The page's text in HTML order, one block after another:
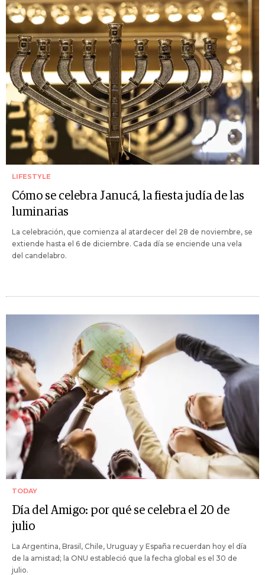
LIFESTYLE
Cómo se celebra Janucá, la fiesta judía de las
luminarias
La celebración, que comienza al atardecer del 28 de noviembre, se
extiende hasta el 6 de diciembre. Cada día se enciende una vela
del candelabro.
TODAY
Día del Amigo: por qué se celebra el 20 de
julio
La Argentina, Brasil, Chile, Uruguay y España recuerdan hoy el día
de la amistad; la ONU estableció que la fecha global es el 30 de
julio.